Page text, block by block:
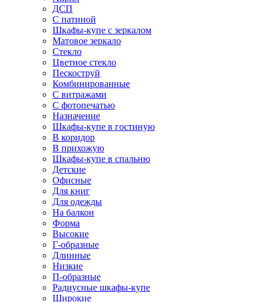
ДСП
С патиной
Шкафы-купе с зеркалом
Матовое зеркало
Стекло
Цветное стекло
Пескоструй
Комбинированные
С витражами
С фотопечатью
Назначение
Шкафы-купе в гостиную
В коридор
В прихожую
Шкафы-купе в спальню
Детские
Офисные
Для книг
Для одежды
На балкон
Форма
Высокие
Г-образные
Длинные
Низкие
П-образные
Радиусные шкафы-купе
Широкие